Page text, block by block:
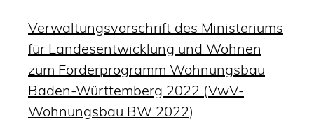
Verwaltungsvorschrift des Ministeriums
für Landesentwicklung und Wohnen
zum Förderprogramm Wohnungsbau
Baden-Württemberg 2022 (VwV-
Wohnungsbau BW 2022)